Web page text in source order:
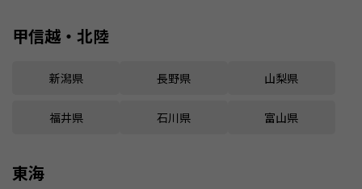
甲信越・北陸
新潟県 長野県 山梨県
福井県 石川県 富山県
東海